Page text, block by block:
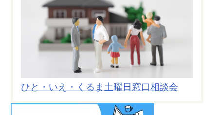
ひと・いえ・くるま土曜日窓口相談会